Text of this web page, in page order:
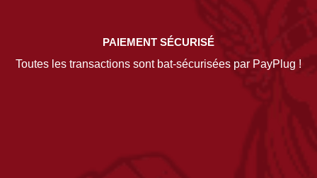
PAIEMENT SÉCURISÉ
Toutes les transactions sont bat-sécurisées par PayPlug !